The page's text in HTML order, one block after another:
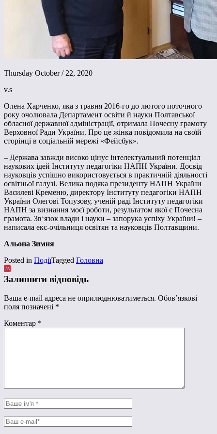
Thursday October / 22, 2020
v.s
Олена Харченко, яка з травня 2016-го до лютого поточного
року очолювала Департамент освіти й науки Полтавської
обласної державної адміністрації, отримала Почесну грамоту
Верховної Ради України. Про це жінка повідомила на своїй
сторінці в соціальній мережі «Фейсбук».
– Держава завжди високо цінує інтелектуальний потенціал
наукових ідей Інституту педагогіки НАПН України. Досвід
науковців успішно використовується в практичній діяльності
освітньої галузі. Велика подяка президенту НАПН України
Василеві Кременю, директору Інституту педагогіки НАПН
України Олегові Топузову, ученій раді Інституту педагогіки
НАПН за визнання моєї роботи, результатом якої є Почесна
грамота. Зв‘язок влади і науки – запорука успіху України! –
написала екс-очільниця освітян та науковців Полтавщини.
Альона Зимня
Posted in ПодіїTagged Головна
Залишити відповідь
Ваша e-mail адреса не оприлюднюватиметься. Обов’язкові
поля позначені *
Коментар *